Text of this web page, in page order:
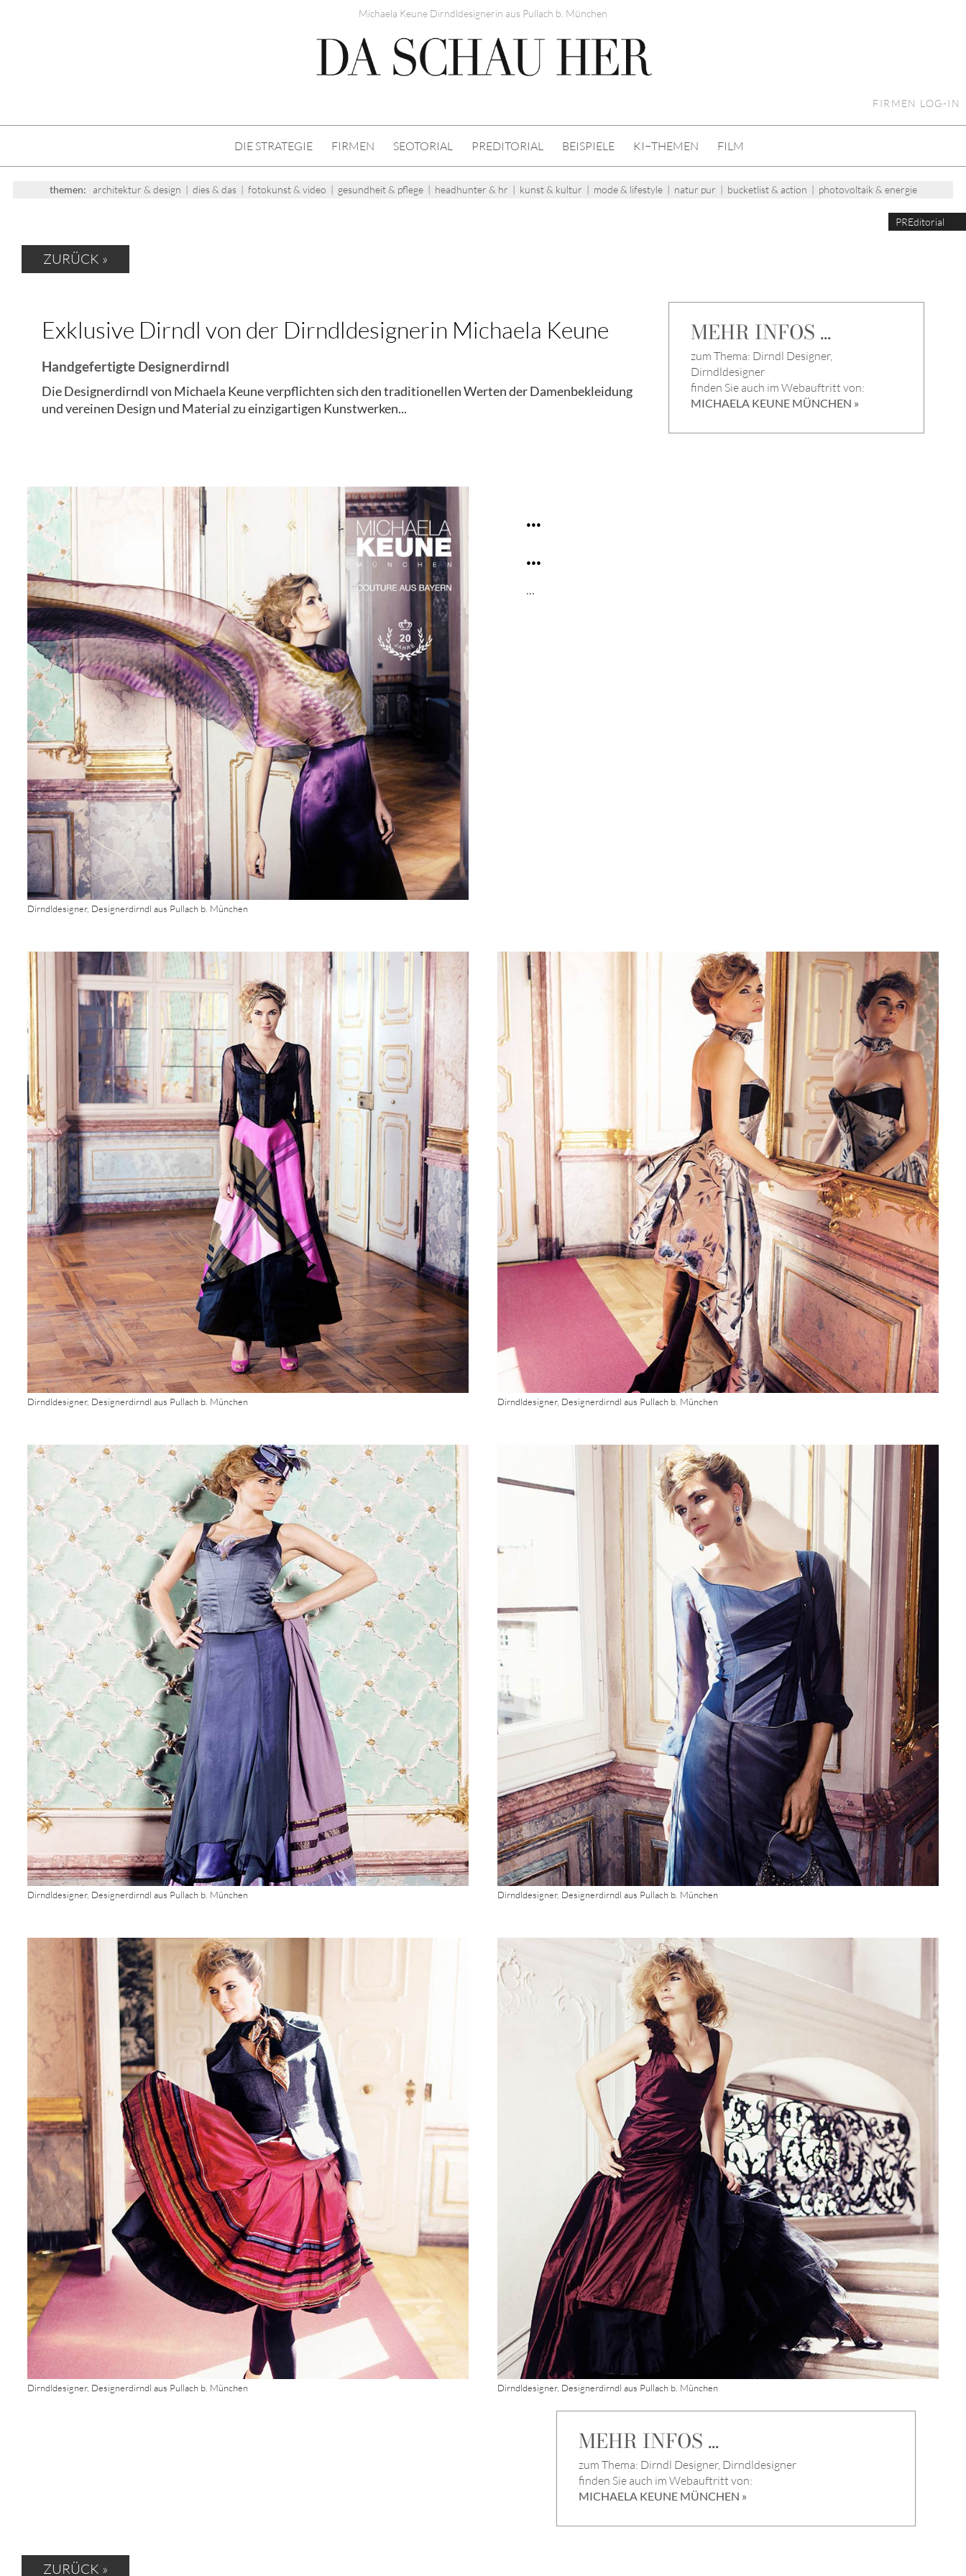
Michaela Keune Dirndldesignerin aus Pullach b. München
FIRMEN LOG-IN
DIE STRATEGIE FIRMEN SEOTORIAL PREDITORIAL BEISPIELE KI−THEMEN FILM
themen: architektur & design | dies & das| fotokunst & video | gesundheit & pflege| headhunter & hr | kunst & kultur | mode & lifestyle| natur pur | bucketlist & action | photovoltaik & energie
PREditorial
ZURÜCK »
Exklusive Dirndl von der Dirndldesignerin Michaela Keune
Handgefertigte Designerdirndl
Die Designerdirndl von Michaela Keune verpflichten sich den traditionellen Werten der Damenbekleidung
und vereinen Design und Material zu einzigartigen Kunstwerken...
MEHR INFOS ...
zum Thema: Dirndl Designer,
Dirndldesigner
finden Sie auch im Webauftritt von:
MICHAELA KEUNE MÜNCHEN »
Dirndldesigner, Designerdirndl aus Pullach b. München
...
...
...
Dirndldesigner, Designerdirndl aus Pullach b. München Dirndldesigner, Designerdirndl aus Pullach b. München
Dirndldesigner, Designerdirndl aus Pullach b. München Dirndldesigner, Designerdirndl aus Pullach b. München
Dirndldesigner, Designerdirndl aus Pullach b. München Dirndldesigner, Designerdirndl aus Pullach b. München
MEHR INFOS ...
zum Thema: Dirndl Designer, Dirndldesigner
finden Sie auch im Webauftritt von:
MICHAELA KEUNE MÜNCHEN »
ZURÜCK »